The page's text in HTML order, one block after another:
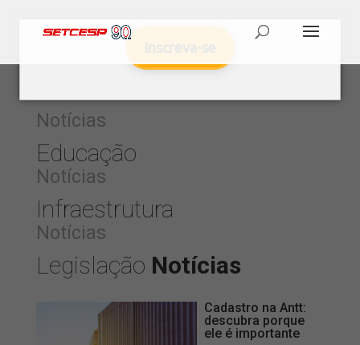
Notícias
Educação
Notícias
Infraestrutura
Notícias
Legislação Notícias
Cadastro na Antt:
descubra porque
ele é importante